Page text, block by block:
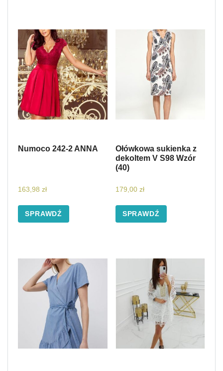
Numoco 242-2 ANNA
163,98 zł
SPRAWDŹ
Ołówkowa sukienka z
dekoltem V S98 Wzór
(40)
179,00 zł
SPRAWDŹ